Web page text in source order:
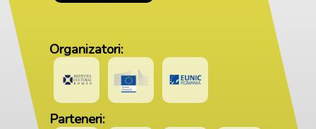
Organizatori:
Parteneri: